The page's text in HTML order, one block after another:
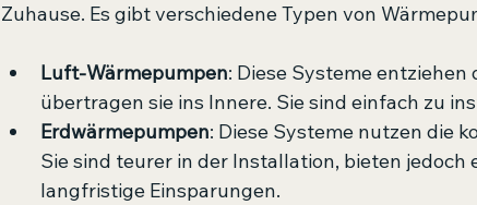
Zuhause. Es gibt verschiedene Typen von
Luft-Wärmepumpen: Diese Systeme
übertragen sie ins Innere. Sie sind einfach zu
Erdwärmepumpen: Diese Systeme nutzen die
Sie sind teurer in der Installation, bieten jedoch
langfristige Einsparungen.